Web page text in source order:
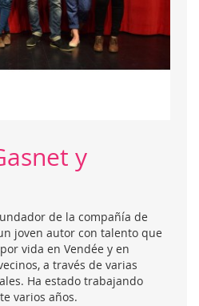
y
de la compañía de
joven autor con talento que
vida en Vendée y en
a través de varias
Ha estado trabajando
varios años.